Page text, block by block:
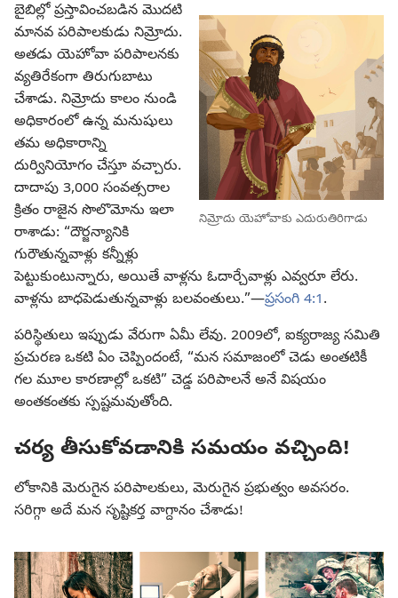
నిమ్రోదు యెహోవాకు ఎదురుతిరిగాడు
బైబిల్లో ప్రస్తావించబడిన మొదటి
మానవ పరిపాలకుడు నిమ్రోదు.
అతడు యెహోవా పరిపాలనకు
వ్యతిరేకంగా తిరుగుబాటు
చేశాడు. నిమ్రోదు కాలం నుండి
అధికారంలో ఉన్న మనుషులు
తమ అధికారాన్ని
దుర్వినియోగం చేస్తూ వచ్చారు.
దాదాపు 3,000 సంవత్సరాల
క్రితం రాజైన సొలొమోను ఇలా
రాశాడు: “దౌర్జన్యానికి
గురౌతున్నవాళ్లు కన్నీళ్లు
పెట్టుకుంటున్నారు, అయితే వాళ్లను ఓదార్చేవాళ్లు ఎవ్వరూ లేరు.
వాళ్లను బాధపెడుతున్నవాళ్లు బలవంతులు.”—ప్రసంగి 4:1.
పరిస్థితులు ఇప్పుడు వేరుగా ఏమీ లేవు. 2009⁠లో, ఐక్యరాజ్య సమితి
ప్రచురణ ఒకటి ఏం చెప్పిందంటే, “మన సమాజంలో చెడు అంతటికీ
గల మూల కారణాల్లో ఒకటి” చెడ్డ పరిపాలనే అనే విషయం
అంతకంతకు స్పష్టమవుతోంది.
చర్య తీసుకోవడానికి సమయం వచ్చింది!
లోకానికి మెరుగైన పరిపాలకులు, మెరుగైన ప్రభుత్వం అవసరం.
సరిగ్గా అదే మన సృష్టికర్త వాగ్దానం చేశాడు!